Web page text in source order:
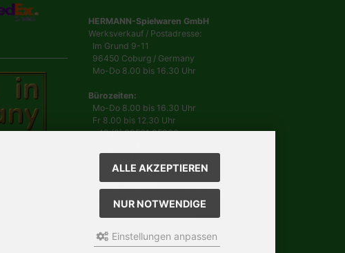
HERMANN-Spielwaren GmbH
Werksverkauf / Postadresse:
Im Grund 9-11
96450 Coburg / Germany
Mo-Do 8.00 bis 16.30 Uhr
Bürozeiten:
Mo-Do 8.00 bis 16.30 Uhr
Fr 8.00 bis 12.30 Uhr
+49 (0) 09561 85900
Geschäftsführer
Dr. Ursula Hermann,
Martin Hermann
HRB 561
USt.-IdNr. DE 132 460 063
ALLE AKZEPTIEREN
NUR NOTWENDIGE
Einstellungen anpassen